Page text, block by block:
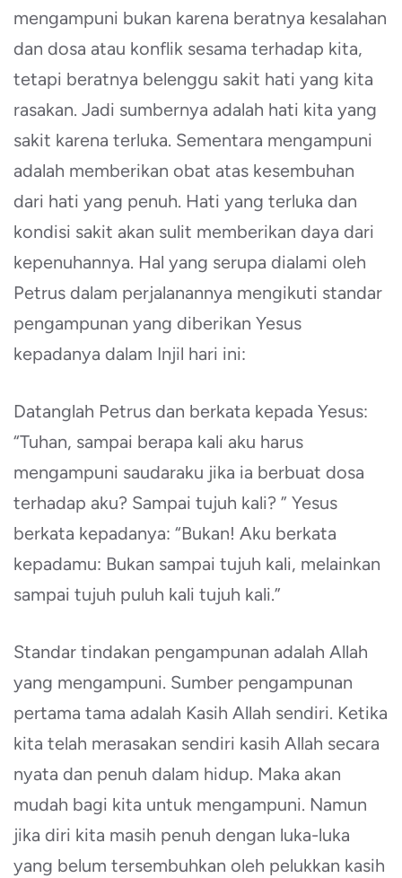
mengampuni bukan karena beratnya kesalahan
dan dosa atau konflik sesama terhadap kita,
tetapi beratnya belenggu sakit hati yang kita
rasakan. Jadi sumbernya adalah hati kita yang
sakit karena terluka. Sementara mengampuni
adalah memberikan obat atas kesembuhan
dari hati yang penuh. Hati yang terluka dan
kondisi sakit akan sulit memberikan daya dari
kepenuhannya. Hal yang serupa dialami oleh
Petrus dalam perjalanannya mengikuti standar
pengampunan yang diberikan Yesus
kepadanya dalam Injil hari ini:
Datanglah Petrus dan berkata kepada Yesus:
“Tuhan, sampai berapa kali aku harus
mengampuni saudaraku jika ia berbuat dosa
terhadap aku? Sampai tujuh kali? ” Yesus
berkata kepadanya: “Bukan! Aku berkata
kepadamu: Bukan sampai tujuh kali, melainkan
sampai tujuh puluh kali tujuh kali.”
Standar tindakan pengampunan adalah Allah
yang mengampuni. Sumber pengampunan
pertama tama adalah Kasih Allah sendiri. Ketika
kita telah merasakan sendiri kasih Allah secara
nyata dan penuh dalam hidup. Maka akan
mudah bagi kita untuk mengampuni. Namun
jika diri kita masih penuh dengan luka-luka
yang belum tersembuhkan oleh pelukkan kasih